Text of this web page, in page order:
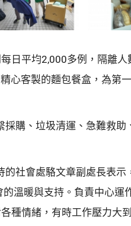
日平均2,000多例，隔離
心客製的麵包餐盒，為第
購、垃圾清運、急難救助
社會處駱文章副處長表示
溫暖與支持。負責中心運
種情緒，有時工作壓力大